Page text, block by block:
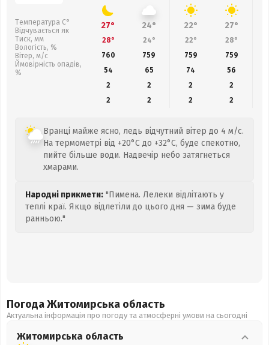
Температура С°
Відчувається як
Тиск, мм
Вологість, %
Вітер, м/с
Ймовірність опадів,
%
27° 24° 22° 27°
28° 24° 22° 28°
760
759 759 759
54
65 74
56
2
2 2
2
2
2 2 2
Вранці майже ясно, ледь відчутний вітер до 4 м/с.
На термометрі від +20°C до +32°C, буде спекотно,
пийте більше води. Надвечір небо затягнеться
хмарами.
Народні прикмети: "Пимена. Лелеки відлітають у
теплі краї. Якщо відлетіли до цього дня — зима буде
ранньою."
Погода Житомирська область
Актуальна інформація про погоду та атмосферні умови на сьогодні
Житомирська область